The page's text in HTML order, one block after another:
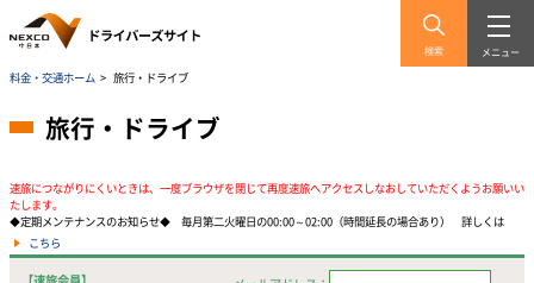
検索 メニュー
料金・交通ホーム > 旅行・ドライブ
旅行・ドライブ
速旅につながりにくいときは、一度ブラウザを閉じて再度速旅へアクセスしなおしていただくようお願いい
たします。
◆定期メンテナンスのお知らせ◆ 毎月第二火曜日の00:00～02:00（時間延長の場合あり） 詳しくは
こちら
【速旅会員】